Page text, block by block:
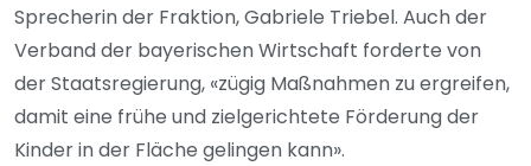
Sprecherin der Fraktion, Gabriele Triebel. Auch der
Verband der bayerischen Wirtschaft forderte von
der Staatsregierung, «zügig Maßnahmen zu ergreifen,
damit eine frühe und zielgerichtete Förderung der
Kinder in der Fläche gelingen kann».